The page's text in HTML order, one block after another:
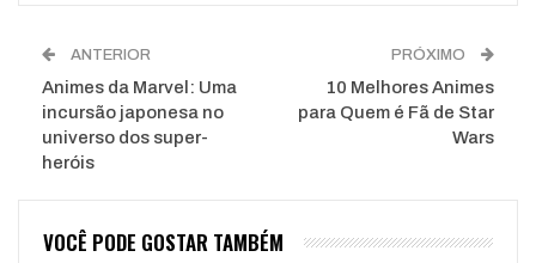
ANTERIOR
Animes da Marvel: Uma
incursão japonesa no
universo dos super-
heróis
PRÓXIMO
10 Melhores Animes
para Quem é Fã de Star
Wars
VOCÊ PODE GOSTAR TAMBÉM